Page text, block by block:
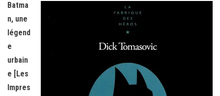
Batma
n, une
légend
e
urbain
e [Les
Impres